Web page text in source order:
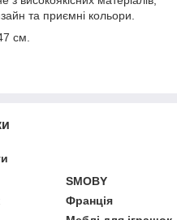
та приємні кольори.
см.
SMOBY
Франція